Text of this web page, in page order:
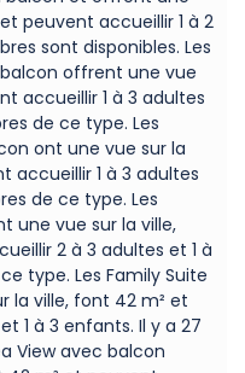
peuvent accueillir 1 à 2
sont disponibles. Les
offrent une vue
accueillir 1 à 3 adultes
de ce type. Les
ont une vue sur la
accueillir 1 à 3 adultes
de ce type. Les
une vue sur la ville,
2 à 3 adultes et 1 à
type. Les Family Suite
la ville, font 42 m² et
1 à 3 enfants. Il y a 27
View avec balcon